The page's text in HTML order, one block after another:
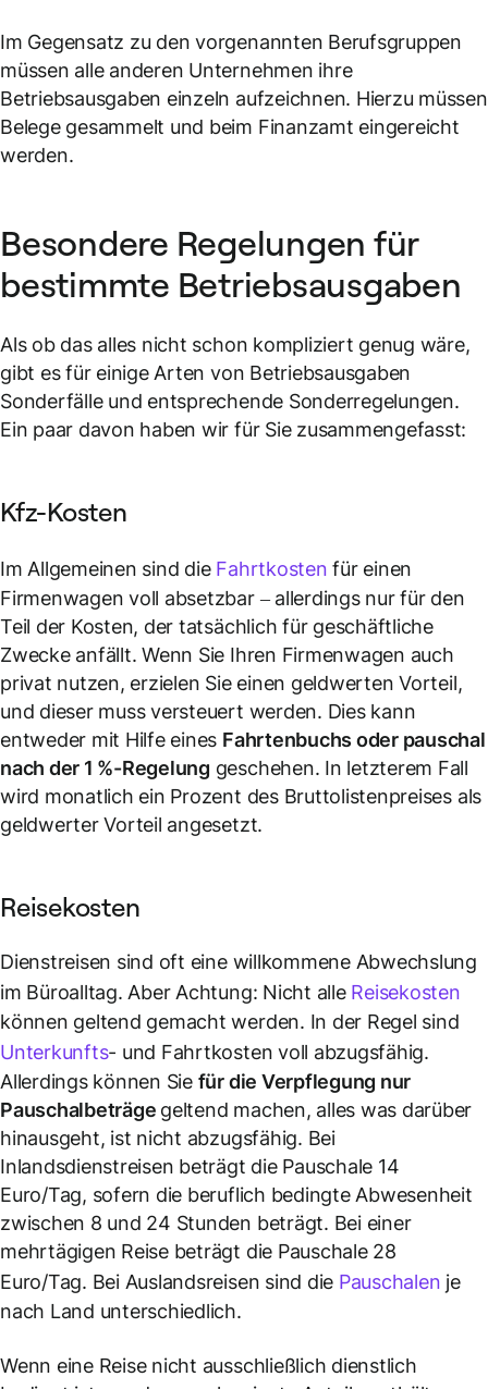
Im Gegensatz zu den vorgenannten Berufsgruppen
müssen alle anderen Unternehmen ihre
Betriebsausgaben einzeln aufzeichnen. Hierzu müssen
Belege gesammelt und beim Finanzamt eingereicht
werden.
Besondere Regelungen für
bestimmte Betriebsausgaben
Als ob das alles nicht schon kompliziert genug wäre,
gibt es für einige Arten von Betriebsausgaben
Sonderfälle und entsprechende Sonderregelungen.
Ein paar davon haben wir für Sie zusammengefasst:
Kfz-Kosten
Im Allgemeinen sind die Fahrtkosten für einen
Firmenwagen voll absetzbar – allerdings nur für den
Teil der Kosten, der tatsächlich für geschäftliche
Zwecke anfällt. Wenn Sie Ihren Firmenwagen auch
privat nutzen, erzielen Sie einen geldwerten Vorteil,
und dieser muss versteuert werden. Dies kann
entweder mit Hilfe eines Fahrtenbuchs oder pauschal
nach der 1 %-Regelung geschehen. In letzterem Fall
wird monatlich ein Prozent des Bruttolistenpreises als
geldwerter Vorteil angesetzt.
Reisekosten
Dienstreisen sind oft eine willkommene Abwechslung
im Büroalltag. Aber Achtung: Nicht alle Reisekosten
können geltend gemacht werden. In der Regel sind
Unterkunfts- und Fahrtkosten voll abzugsfähig.
Allerdings können Sie für die Verpflegung nur
Pauschalbeträge geltend machen, alles was darüber
hinausgeht, ist nicht abzugsfähig. Bei
Inlandsdienstreisen beträgt die Pauschale 14
Euro/Tag, sofern die beruflich bedingte Abwesenheit
zwischen 8 und 24 Stunden beträgt. Bei einer
mehrtägigen Reise beträgt die Pauschale 28
Euro/Tag. Bei Auslandsreisen sind die Pauschalen je
nach Land unterschiedlich.
Wenn eine Reise nicht ausschließlich dienstlich